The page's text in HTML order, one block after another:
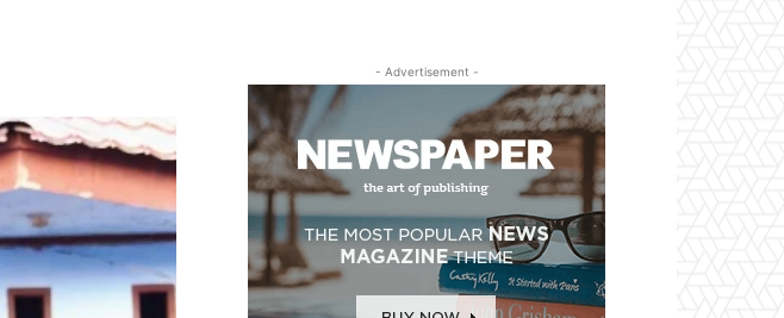
- Advertisement -